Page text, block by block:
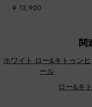
ーム
¥ 13,900
関
ホワイト ロー&キトゥンヒ
ール
ロー&キ